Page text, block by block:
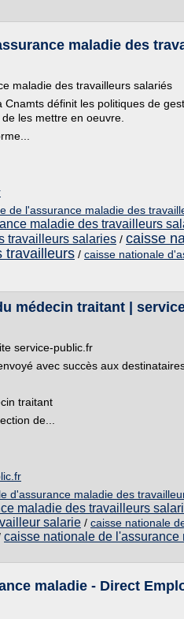
maladie des
maladie des travailleurs salariés
définit les politiques de
les mettre en oeuvre.
de l'assurance maladie des
maladie des travailleurs
travailleurs salaries / caisse
travailleurs / caisse nationale
médecin traitant |
service-public.fr
avec succès aux
traitant
de...
d'assurance maladie des
maladie des travailleurs
salarie / caisse nationale
caisse nationale de
maladie - Direct